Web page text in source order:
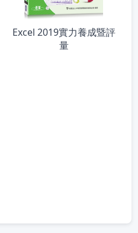
Excel 2019實力養成暨評
量